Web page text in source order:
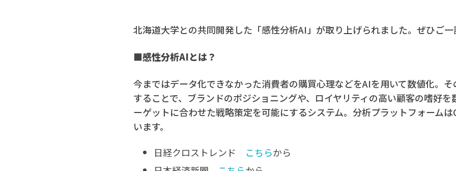
北海道大学との共同開発した「感性分析AI」が取り上げられました。ぜひご
■感性分析AIとは？
今まではデータ化できなかった消費者の購買心理などをAIを用いて数値化。
することで、ブランドのポジショニングや、ロイヤリティの高い顧客の嗜好
ーゲットに合わせた戦略策定を可能にするシステム。分析プラットフォーム
います。
日経クロストレンド
こちらから